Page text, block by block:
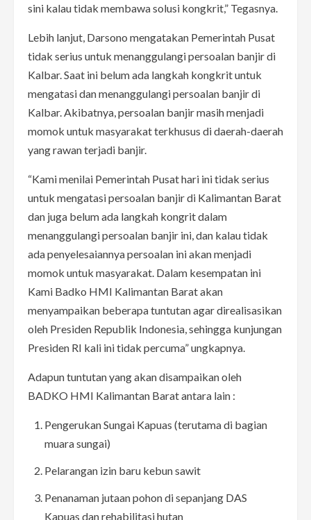
sini kalau tidak membawa solusi kongkrit,” Tegasnya.
Lebih lanjut, Darsono mengatakan Pemerintah Pusat
tidak serius untuk menanggulangi persoalan banjir di
Kalbar. Saat ini belum ada langkah kongkrit untuk
mengatasi dan menanggulangi persoalan banjir di
Kalbar. Akibatnya, persoalan banjir masih menjadi
momok untuk masyarakat terkhusus di daerah-daerah
yang rawan terjadi banjir.
“Kami menilai Pemerintah Pusat hari ini tidak serius
untuk mengatasi persoalan banjir di Kalimantan Barat
dan juga belum ada langkah kongrit dalam
menanggulangi persoalan banjir ini, dan kalau tidak
ada penyelesaiannya persoalan ini akan menjadi
momok untuk masyarakat. Dalam kesempatan ini
Kami Badko HMI Kalimantan Barat akan
menyampaikan beberapa tuntutan agar direalisasikan
oleh Presiden Republik Indonesia, sehingga kunjungan
Presiden RI kali ini tidak percuma” ungkapnya.
Adapun tuntutan yang akan disampaikan oleh
BADKO HMI Kalimantan Barat antara lain :
Pengerukan Sungai Kapuas (terutama di bagian
muara sungai)
Pelarangan izin baru kebun sawit
Penanaman jutaan pohon di sepanjang DAS
Kapuas dan rehabilitasi hutan